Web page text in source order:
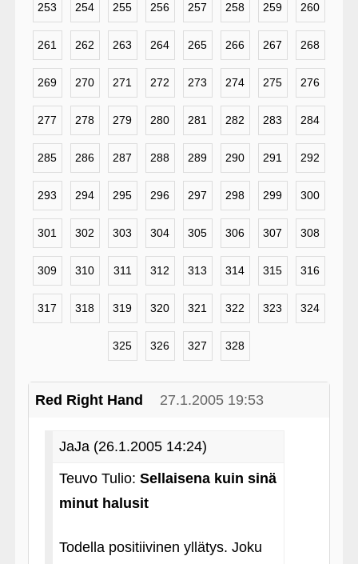
253 254 255 256 257 258 259 260
261 262 263 264 265 266 267 268
269 270 271 272 273 274 275 276
277 278 279 280 281 282 283 284
285 286 287 288 289 290 291 292
293 294 295 296 297 298 299 300
301 302 303 304 305 306 307 308
309 310 311 312 313 314 315 316
317 318 319 320 321 322 323 324
325 326 327 328
Red Right Hand 27.1.2005 19:53
JaJa (26.1.2005 14:24)
Teuvo Tulio: Sellaisena kuin sinä
minut halusit
Todella positiivinen yllätys. Joku